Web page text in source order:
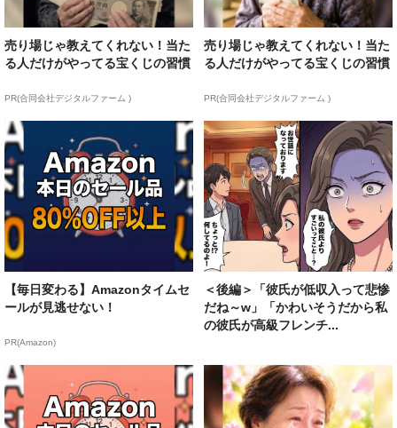
売り場じゃ教えてくれない！当た
る人だけがやってる宝くじの習慣
PR(合同会社デジタルファーム )
売り場じゃ教えてくれない！当た
る人だけがやってる宝くじの習慣
PR(合同会社デジタルファーム )
【毎日変わる】Amazonタイムセ
ールが見逃せない！
PR(Amazon)
＜後編＞「彼氏が低収入って悲惨
だね～w」「かわいそうだから私
の彼氏が高級フレンチ...